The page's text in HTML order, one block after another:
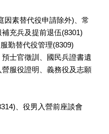
因素替代役申請除外)、常
充兵及提前退伍(8301)
勤替代役管理(8309)
士官徵訓、國民兵證書遺
服役證明、義務役及志願
、役男入營前座談會